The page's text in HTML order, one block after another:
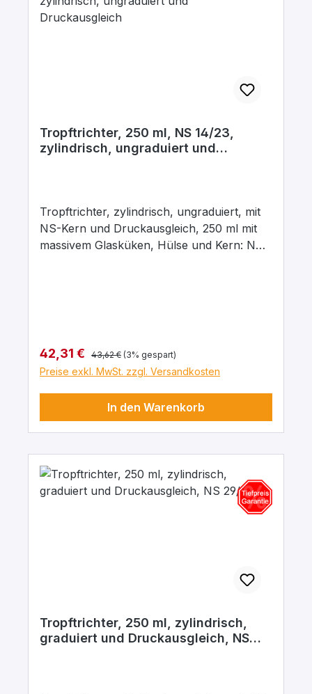
Tropftrichter, 250 ml, NS 14/23,
zylindrisch, ungraduiert und
Tropftrichter, zylindrisch, ungraduiert, mit
NS-Kern und Druckausgleich, 250 ml mit
massivem Glasküken, Hülse und Kern: NS
Verkaufspreis:
42,31 € Regulärer Preis:
43,62 € (3% gespart)
Preise exkl. MwSt. zzgl. Versandkosten
In den Warenkorb
Tropftrichter, 250 ml, zylindrisch,
graduiert und Druckausgleich, NS